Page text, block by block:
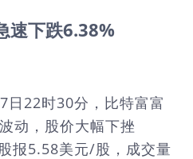
速下跌6.38%
22时30分，比特富富
动，股价大幅下挫
报5.58美元/股，成交量